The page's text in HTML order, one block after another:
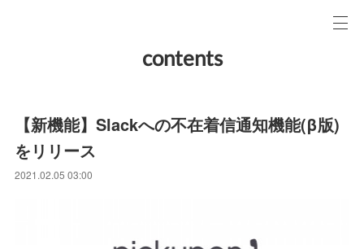
contents
【新機能】Slackへの不在着信通知機能(β版)
をリリース
2021.02.05 03:00